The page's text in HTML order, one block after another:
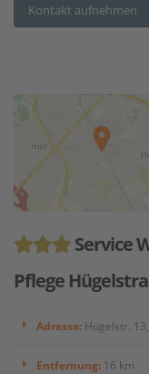
Kontakt aufnehmen
Service
Pflege
Adresse: Hügelstr.
Entfernung: 16 km